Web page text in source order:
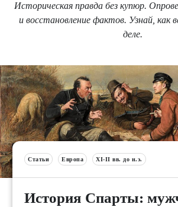
Историческая правда без купюр.
и восстановление фактов. Узнай, как
деле.
Статьи Европа XI-II вв. до н.э.
История Спарты: